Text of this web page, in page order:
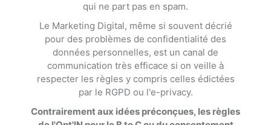
qui ne part pas en spam.
Le Marketing Digital, même si souvent décrié
pour des problèmes de confidentialité des
données personnelles, est un canal de
communication très efficace si on veille à
respecter les règles y compris celles édictées
par le RGPD ou l'e-privacy.
Contrairement aux idées préconçues, les règles